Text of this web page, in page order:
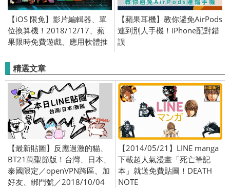
【iOS 限免】影片編輯器、單
位換算機！2018/12/17、蘋
果限時免費遊戲、應用軟體推
【蘋果耳機】教你避免AirPods
連到別人手機！iPhone配對錯
誤
精選文章
【最新貼圖】反應過激的貓、
BT21萬聖節版！台灣、日本、
泰國限定／openVPN跨區、加
好友、綁門號／2018/10/04
【2014/05/21】LINE manga
下載超人氣漫畫「死亡筆記
本」就送免費貼圖！DEATH
NOTE